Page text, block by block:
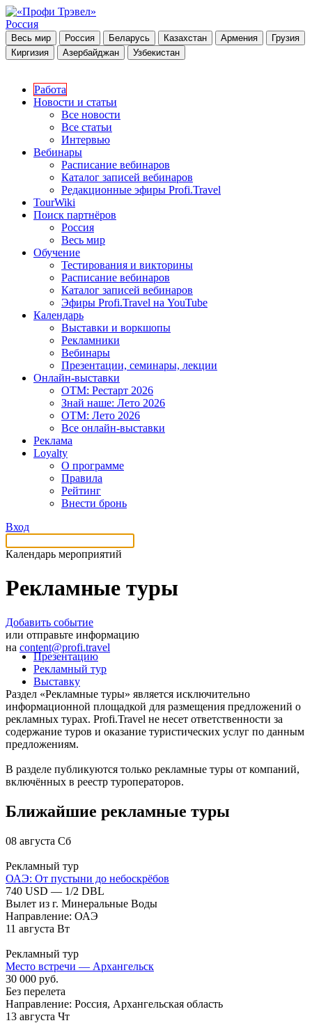
Россия
Весь мир Россия Беларусь Казахстан Армения
Грузия
Киргизия
Азербайджан Узбекистан
Работа
Новости и статьи
Все новости
Все статьи
Интервью
Вебинары
Расписание вебинаров
Каталог записей вебинаров
Редакционные эфиры Profi.Travel
TourWiki
Поиск партнёров
Россия
Весь мир
Обучение
Тестирования и викторины
Расписание вебинаров
Каталог записей вебинаров
Эфиры Profi.Travel на YouTube
Календарь
Выставки и воркшопы
Рекламники
Вебинары
Презентации, семинары, лекции
Онлайн-выставки
OTM: Рестарт 2026
Знай наше: Лето 2026
OTM: Лето 2026
Все онлайн-выставки
Реклама
Loyalty
О программе
Правила
Рейтинг
Внести бронь
Вход
Календарь мероприятий
Рекламные туры
Добавить событие
или отправьте информацию
на content@profi.travel
Презентацию
Рекламный тур
Выставку
Раздел «Рекламные туры» является исключительно
информационной площадкой для размещения предложений о
рекламных турах. Profi.Travel не несет ответственности за
содержание туров и оказание туристических услуг по данным
предложениям.
В разделе публикуются только рекламные туры от компаний,
включённых в реестр туроператоров.
Ближайшие рекламные туры
08 августа Сб
Рекламный тур
ОАЭ: От пустыни до небоскрёбов
740 USD — 1/2 DBL
Вылет из г. Минеральные Воды
Направление: ОАЭ
11 августа Вт
Рекламный тур
Место встречи — Архангельск
30 000 руб.
Без перелета
Направление: Россия, Архангельская область
13 августа Чт